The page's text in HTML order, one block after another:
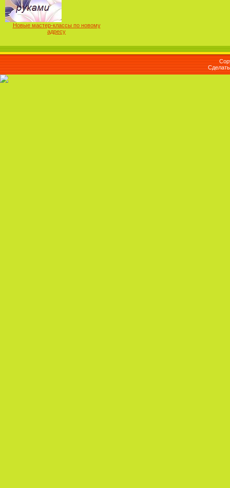
Новые мастер-классы по новому
адресу